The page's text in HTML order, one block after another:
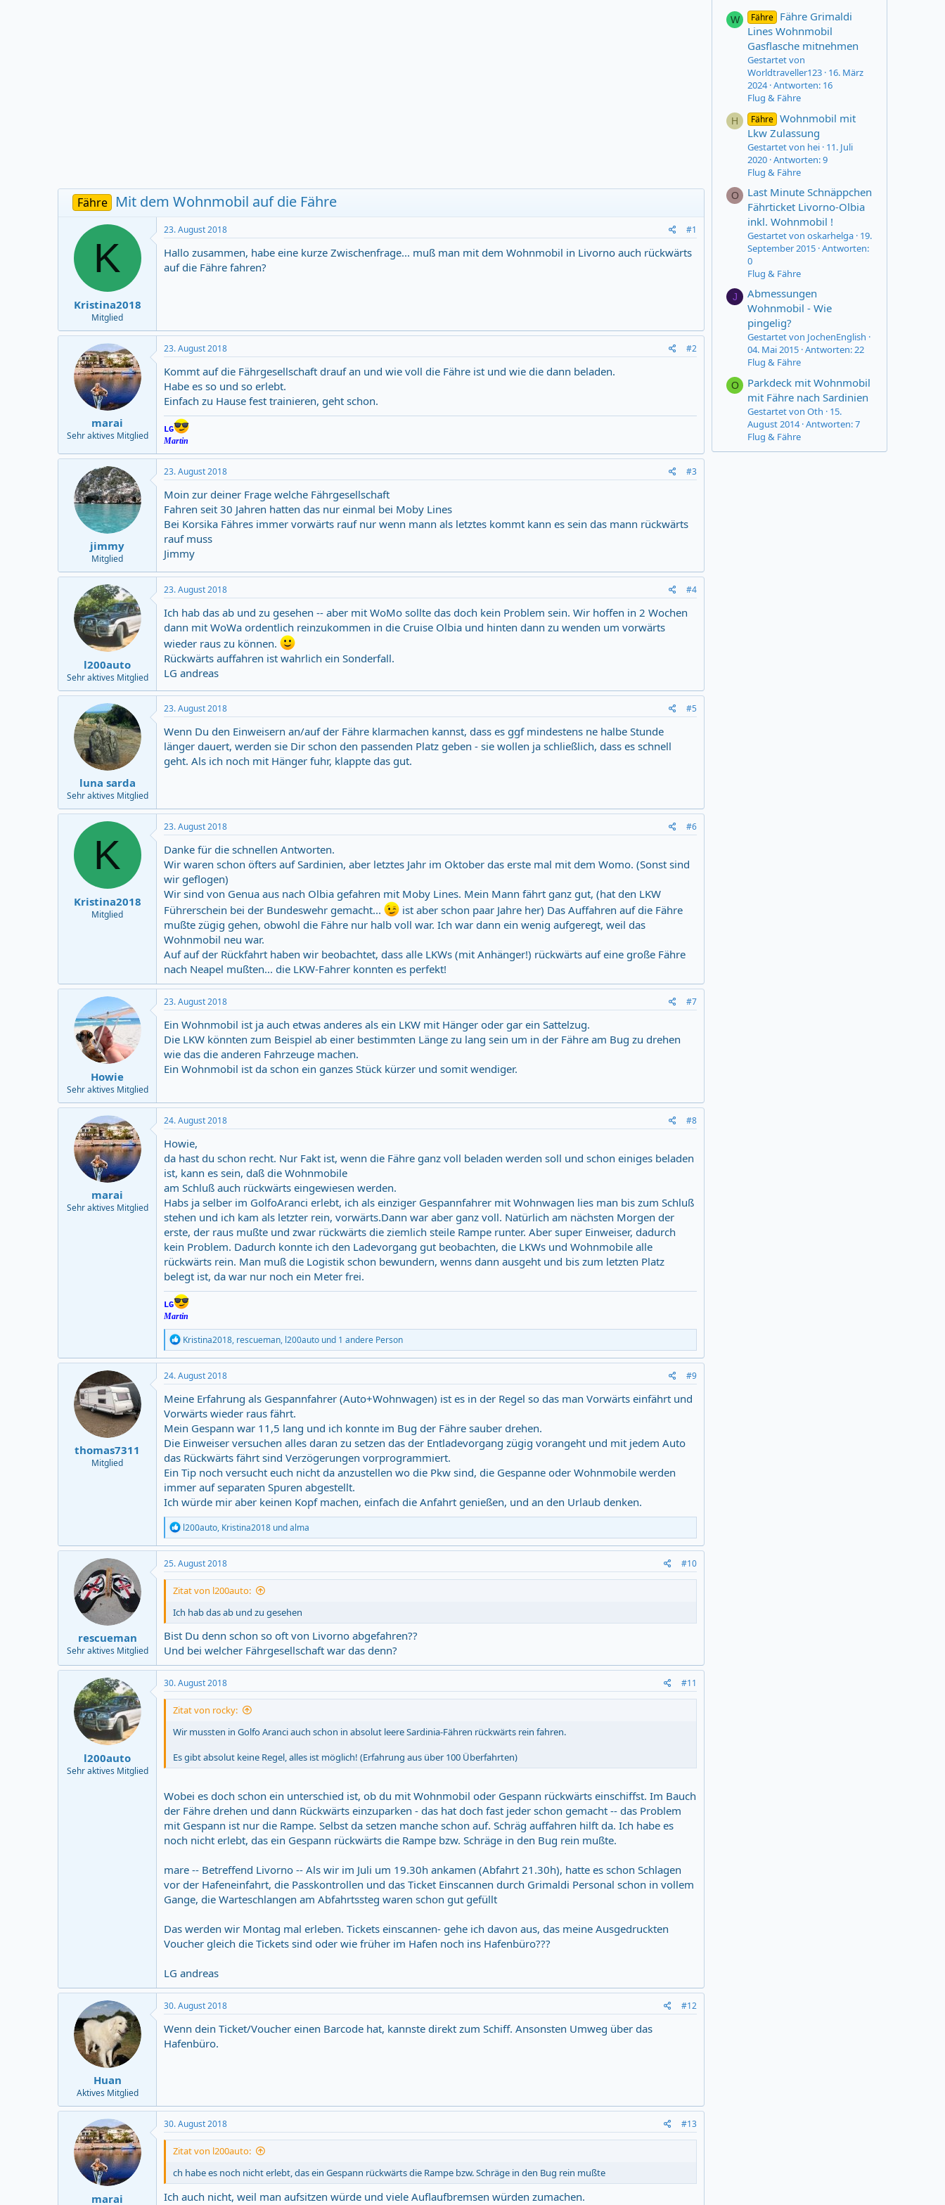
Fähre Mit dem Wohnmobil auf die Fähre
K
Kristina2018
Mitglied
23. August 2018 #1
Hallo zusammen, habe eine kurze Zwischenfrage... muß man mit dem Wohnmobil in Livorno auch rückwärts
auf die Fähre fahren?
marai
Sehr aktives Mitglied
23. August 2018 #2
Kommt auf die Fährgesellschaft drauf an und wie voll die Fähre ist und wie die dann beladen.
Habe es so und so erlebt.
Einfach zu Hause fest trainieren, geht schon.
LG
Martin
jimmy
Mitglied
23. August 2018 #3
Moin zur deiner Frage welche Fährgesellschaft
Fahren seit 30 Jahren hatten das nur einmal bei Moby Lines
Bei Korsika Fähres immer vorwärts rauf nur wenn mann als letztes kommt kann es sein das mann rückwärts
rauf muss
Jimmy
l200auto
Sehr aktives Mitglied
23. August 2018 #4
Ich hab das ab und zu gesehen -- aber mit WoMo sollte das doch kein Problem sein. Wir hoffen in 2 Wochen
dann mit WoWa ordentlich reinzukommen in die Cruise Olbia und hinten dann zu wenden um vorwärts
wieder raus zu können.
Rückwärts auffahren ist wahrlich ein Sonderfall.
LG andreas
luna sarda
Sehr aktives Mitglied
23. August 2018 #5
Wenn Du den Einweisern an/auf der Fähre klarmachen kannst, dass es ggf mindestens ne halbe Stunde
länger dauert, werden sie Dir schon den passenden Platz geben - sie wollen ja schließlich, dass es schnell
geht. Als ich noch mit Hänger fuhr, klappte das gut.
K
Kristina2018
Mitglied
23. August 2018 #6
Danke für die schnellen Antworten.
Wir waren schon öfters auf Sardinien, aber letztes Jahr im Oktober das erste mal mit dem Womo. (Sonst sind
wir geflogen)
Wir sind von Genua aus nach Olbia gefahren mit Moby Lines. Mein Mann fährt ganz gut, (hat den LKW
Führerschein bei der Bundeswehr gemacht...
ist aber schon paar Jahre her) Das Auffahren auf die Fähre
mußte zügig gehen, obwohl die Fähre nur halb voll war. Ich war dann ein wenig aufgeregt, weil das
Wohnmobil neu war.
Auf auf der Rückfahrt haben wir beobachtet, dass alle LKWs (mit Anhänger!) rückwärts auf eine große Fähre
nach Neapel mußten... die LKW-Fahrer konnten es perfekt!
Howie
Sehr aktives Mitglied
23. August 2018 #7
Ein Wohnmobil ist ja auch etwas anderes als ein LKW mit Hänger oder gar ein Sattelzug.
Die LKW könnten zum Beispiel ab einer bestimmten Länge zu lang sein um in der Fähre am Bug zu drehen
wie das die anderen Fahrzeuge machen.
Ein Wohnmobil ist da schon ein ganzes Stück kürzer und somit wendiger.
marai
Sehr aktives Mitglied
24. August 2018 #8
Howie,
da hast du schon recht. Nur Fakt ist, wenn die Fähre ganz voll beladen werden soll und schon einiges beladen
ist, kann es sein, daß die Wohnmobile
am Schluß auch rückwärts eingewiesen werden.
Habs ja selber im GolfoAranci erlebt, ich als einziger Gespannfahrer mit Wohnwagen lies man bis zum Schluß
stehen und ich kam als letzter rein, vorwärts.Dann war aber ganz voll. Natürlich am nächsten Morgen der
erste, der raus mußte und zwar rückwärts die ziemlich steile Rampe runter. Aber super Einweiser, dadurch
kein Problem. Dadurch konnte ich den Ladevorgang gut beobachten, die LKWs und Wohnmobile alle
rückwärts rein. Man muß die Logistik schon bewundern, wenns dann ausgeht und bis zum letzten Platz
belegt ist, da war nur noch ein Meter frei.
LG
Martin
R
e
a
c
t
i
o
n
s
:
Kristina2018, rescueman, l200auto und 1 andere Person
thomas7311
Mitglied
24. August 2018 #9
Meine Erfahrung als Gespannfahrer (Auto+Wohnwagen) ist es in der Regel so das man Vorwärts einfährt und
Vorwärts wieder raus fährt.
Mein Gespann war 11,5 lang und ich konnte im Bug der Fähre sauber drehen.
Die Einweiser versuchen alles daran zu setzen das der Entladevorgang zügig vorangeht und mit jedem Auto
das Rückwärts fährt sind Verzögerungen vorprogrammiert.
Ein Tip noch versucht euch nicht da anzustellen wo die Pkw sind, die Gespanne oder Wohnmobile werden
immer auf separaten Spuren abgestellt.
Ich würde mir aber keinen Kopf machen, einfach die Anfahrt genießen, und an den Urlaub denken.
R
e
a
c
t
i
o
s
:
l200auto, Kristina2018 undalma
rescueman
Sehr aktives Mitglied
25. August 2018 #10
Zitat von l200auto:
Ich hab das ab und zu gesehen
Bist Du denn schon so oft von Livorno abgefahren??
Und bei welcher Fährgesellschaft war das denn?
l200auto
Sehr aktives Mitglied
30. August 2018 #11
Zitat von rocky:
Wir mussten in Golfo Aranci auch schon in absolut leere Sardinia-Fähren rückwärts rein fahren.
Es gibt absolut keine Regel, alles ist möglich! (Erfahrung aus über 100 Überfahrten)
Wobei es doch schon ein unterschied ist, ob du mit Wohnmobil oder Gespann rückwärts einschiffst. Im Bauch
der Fähre drehen und dann Rückwärts einzuparken - das hat doch fast jeder schon gemacht -- das Problem
mit Gespann ist nur die Rampe. Selbst da setzen manche schon auf. Schräg auffahren hilft da. Ich habe es
noch nicht erlebt, das ein Gespann rückwärts die Rampe bzw. Schräge in den Bug rein mußte.
mare -- Betreffend Livorno -- Als wir im Juli um 19.30h ankamen (Abfahrt 21.30h), hatte es schon Schlagen
vor der Hafeneinfahrt, die Passkontrollen und das Ticket Einscannen durch Grimaldi Personal schon in vollem
Gange, die Warteschlangen am Abfahrtssteg waren schon gut gefüllt
Das werden wir Montag mal erleben. Tickets einscannen- gehe ich davon aus, das meine Ausgedruckten
Voucher gleich die Tickets sind oder wie früher im Hafen noch ins Hafenbüro???
LG andreas
Huan
Aktives Mitglied
30. August 2018 #12
Wenn dein Ticket/Voucher einen Barcode hat, kannste direkt zum Schiff. Ansonsten Umweg über das
Hafenbüro.
marai
30. August 2018 #13
Zitat von l200auto:
ch habe es noch nicht erlebt, das ein Gespann rückwärts die Rampe bzw. Schräge in den Bug rein mußte
Ich auch nicht, weil man aufsitzen würde und viele Auflaufbremsen würden zumachen.
W Fähre Fähre Grimaldi
Lines Wohnmobil
Gasflasche mitnehmen
Gestartet von
Worldtraveller123 16. März
2024 Antworten: 16
Flug & Fähre
H Fähre Wohnmobil mit
Lkw Zulassung
Gestartet von hei 11. Juli
2020 Antworten: 9
Flug & Fähre
O
Last Minute Schnäppchen
Fährticket Livorno-Olbia
inkl. Wohnmobil !
Gestartet von oskarhelga 19.
September 2015 Antworten:
0
Flug & Fähre
J
Abmessungen
Wohnmobil - Wie
pingelig?
Gestartet von JochenEnglish
04. Mai 2015 Antworten: 22
Flug & Fähre
O
Parkdeck mit Wohnmobil
mit Fähre nach Sardinien
Gestartet von Oth
15.
August 2014 Antworten: 7
Flug & Fähre